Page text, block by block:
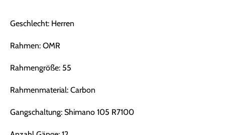
Geschlecht: Herren
Rahmen: OMR
Rahmengröße: 55
Rahmenmaterial: Carbon
Gangschaltung: Shimano 105 R7100